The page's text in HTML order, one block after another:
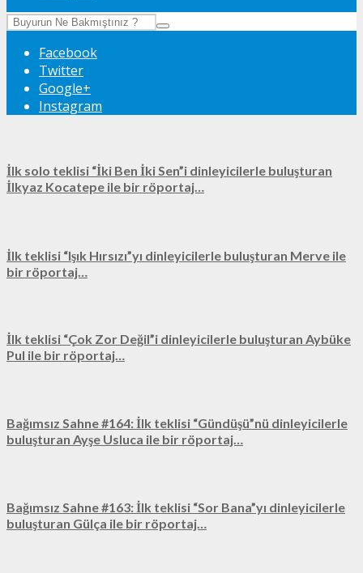
Facebook
Twitter
Google+
Instagram
İlk solo teklisi “İki Ben İki Sen”i dinleyicilerle buluşturan
İlkyaz Kocatepe ile bir röportaj…
İlk teklisi “Işık Hırsızı”yı dinleyicilerle buluşturan Merve ile
bir röportaj…
İlk teklisi “Çok Zor Değil”i dinleyicilerle buluşturan Aybüke
Pul ile bir röportaj…
Bağımsız Sahne #164: İlk teklisi “Gündüşü”nü dinleyicilerle
buluşturan Ayşe Usluca ile bir röportaj…
Bağımsız Sahne #163: İlk teklisi “Sor Bana”yı dinleyicilerle
buluşturan Gülça ile bir röportaj…